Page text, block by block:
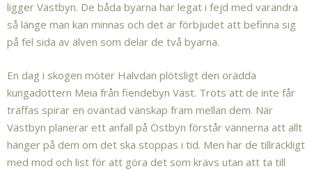
ligger Västbyn. De båda byarna har legat i fejd med varandra
så länge man kan minnas och det är förbjudet att befinna sig
på fel sida av älven som delar de två byarna.
En dag i skogen möter Halvdan plötsligt den orädda
kungadottern Meia från fiendebyn Väst. Trots att de inte får
träffas spirar en oväntad vänskap fram mellan dem. När
Västbyn planerar ett anfall på Östbyn förstår vännerna att allt
hänger på dem om det ska stoppas i tid. Men har de tillräckligt
med mod och list för att göra det som krävs utan att ta till